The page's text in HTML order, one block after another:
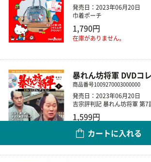
発売日：2023年06月20日
巾着ポーチ
1,790円
在庫がありません。
暴れん坊将軍 DVDコ
商品番号1009270003000000
発売日：2023年06月20日
吉宗評判記 暴れん坊将軍 第7
1,599円
カートに入れる